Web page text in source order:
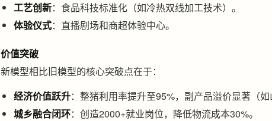
工艺创新：食品科技标准化（如冷热双线加工技术）。
体验仪式：直播剧场和商超体验中心。
价值突破
新模型相比旧模型的核心突破点在于：
经济价值跃升：整猪利用率提升至95%，副产品溢价显著（如
城乡融合闭环：创造2000+就业岗位，降低物流成本30%。